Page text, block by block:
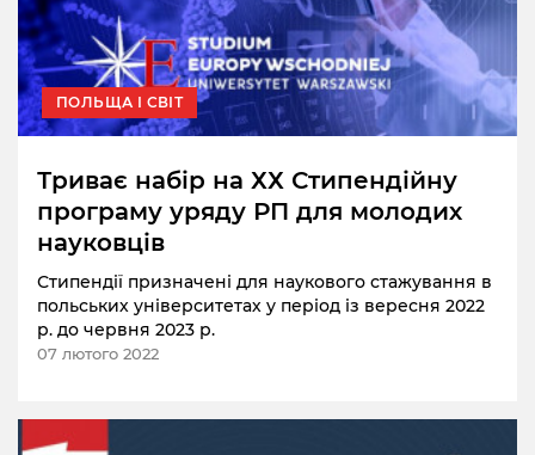
ПОЛЬЩА І СВІТ
Триває набір на ХХ Стипендійну
програму уряду РП для молодих
науковців
Стипендії призначені для наукового стажування в
польських університетах у період із вересня 2022
р. до червня 2023 р.
07 лютого 2022